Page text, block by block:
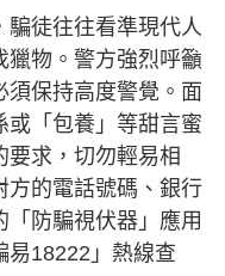
徒往往看準現代人
獵物。警方強烈呼籲
須保持高度警覺。面
或「包養」等甜言蜜
要求，切勿輕易相
方的電話號碼、銀行
防騙視伏器」應用
易18222」熱線查